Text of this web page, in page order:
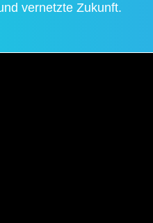
vernetzte Zukunft.